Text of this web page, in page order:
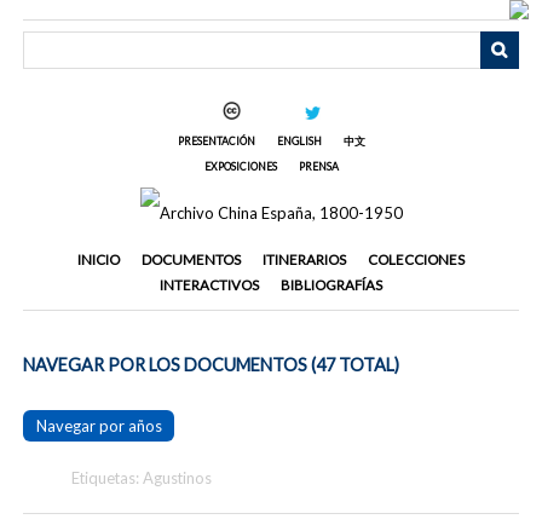
PRESENTACIÓN ENGLISH
中文
EXPOSICIONES
PRENSA
INICIO DOCUMENTOS ITINERARIOS
COLECCIONES
INTERACTIVOS
BIBLIOGRAFÍAS
NAVEGAR POR LOS DOCUMENTOS (47 TOTAL)
Navegar por años
Etiquetas: Agustinos